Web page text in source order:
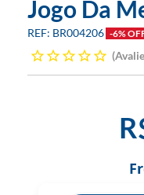
Jogo Da
BR004206 -6%